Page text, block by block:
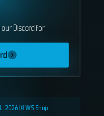
Discord for
2026 © WS Shop